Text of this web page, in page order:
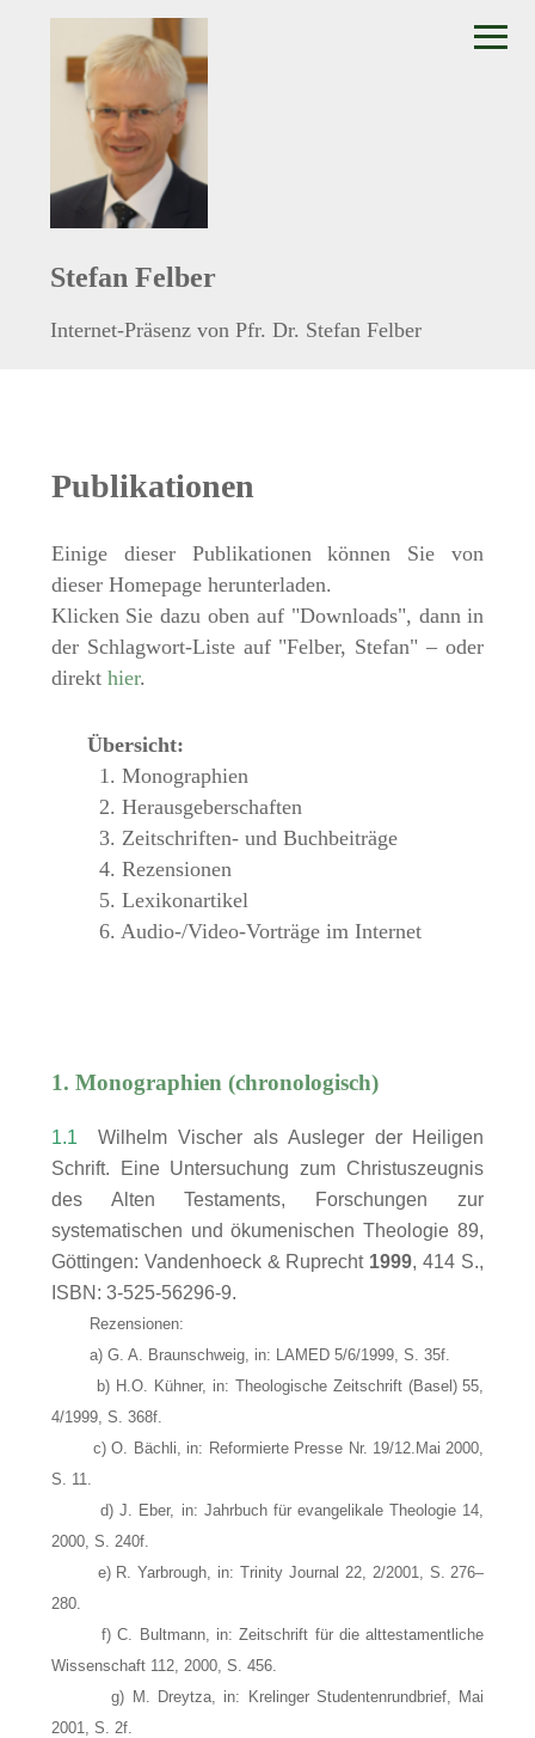
Stefan Felber
Internet-Präsenz von Pfr. Dr. Stefan Felber
Publikationen
Einige dieser Publikationen können Sie von
dieser Homepage herunterladen.
Klicken Sie dazu oben auf "Downloads", dann in
der Schlagwort-Liste auf "Felber, Stefan" – oder
direkt hier.
Übersicht:
1. Monographien
2. Herausgeberschaften
3. Zeitschriften- und Buchbeiträge
4. Rezensionen
5. Lexikonartikel
6. Audio-/Video-Vorträge im Internet
1. Monographien (chronologisch)
1.1 Wilhelm Vischer als Ausleger der Heiligen
Schrift. Eine Untersuchung zum Christuszeugnis
des Alten Testaments, Forschungen zur
systematischen und ökumenischen Theologie 89,
Göttingen: Vandenhoeck & Ruprecht 1999, 414 S.,
ISBN: 3-525-56296-9.
Rezensionen:
a) G. A. Braunschweig, in: LAMED 5/6/1999, S. 35f.
b) H.O. Kühner, in: Theologische Zeitschrift (Basel) 55,
4/1999, S. 368f.
c) O. Bächli, in: Reformierte Presse Nr. 19/12.Mai 2000,
S. 11.
d) J. Eber, in: Jahrbuch für evangelikale Theologie 14,
2000, S. 240f.
e) R. Yarbrough, in: Trinity Journal 22, 2/2001, S. 276–
280.
f) C. Bultmann, in: Zeitschrift für die alttestamentliche
Wissenschaft 112, 2000, S. 456.
g) M. Dreytza, in: Krelinger Studentenrundbrief, Mai
2001, S. 2f.
≡